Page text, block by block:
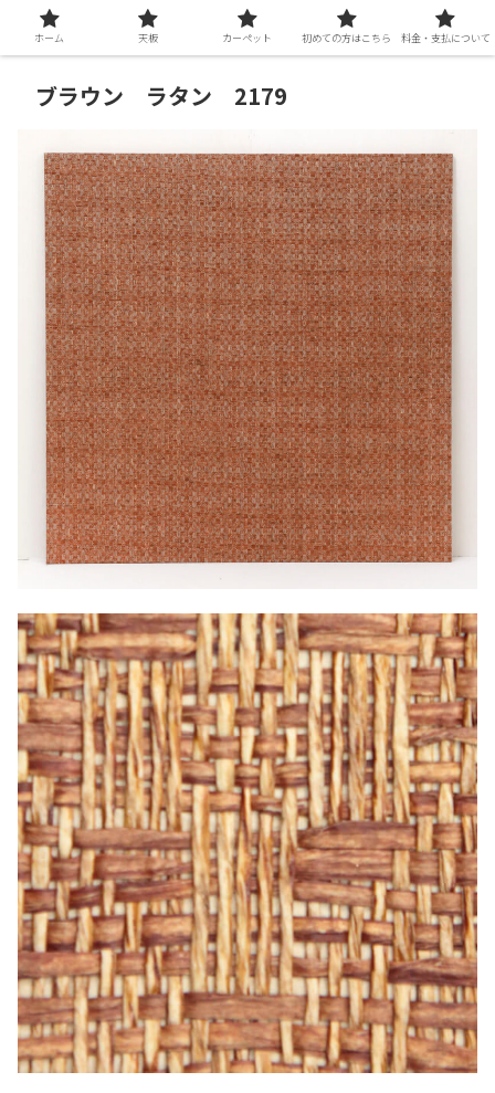
ブラウン ラタン 2179
ホーム 天板 カーペット 初めての方はこちら 料金・支払について